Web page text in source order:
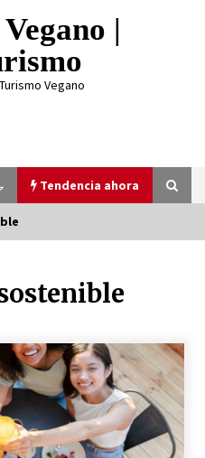
|
Vegano
Tendencia ahora
y ser Vegano es lo mismo? Te
Proteínas Veganas 2023
Casera para Crear Carne